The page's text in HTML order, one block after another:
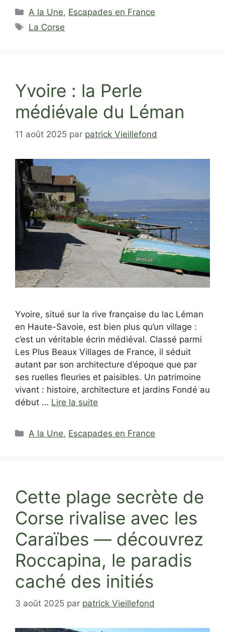
Catégories
A la Une, Escapades en France
Étiquettes
La Corse
Yvoire : la Perle
médiévale du Léman
11 août 2025 par patrick Vieillefond
Yvoire, situé sur la rive française du lac Léman
en Haute-Savoie, est bien plus qu’un village :
c’est un véritable écrin médiéval. Classé parmi
Les Plus Beaux Villages de France, il séduit
autant par son architecture d’époque que par
ses ruelles fleuries et paisibles. Un patrimoine
vivant : histoire, architecture et jardins Fondé au
début … Lire la suite
Catégories
A la Une, Escapades en France
Cette plage secrète de
Corse rivalise avec les
Caraïbes — découvrez
Roccapina, le paradis
caché des initiés
3 août 2025 par patrick Vieillefond